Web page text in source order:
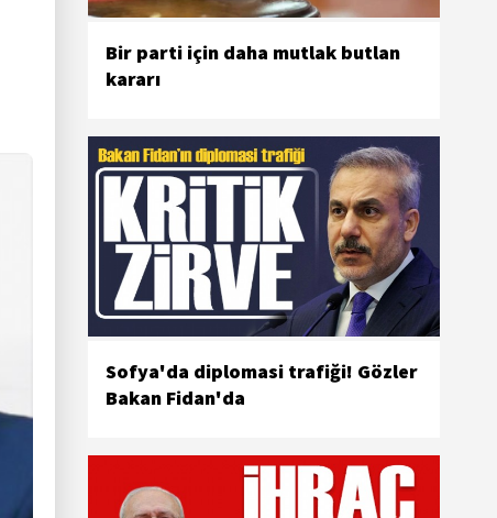
Bir parti için daha mutlak butlan
kararı
Sofya'da diplomasi trafiği! Gözler
Bakan Fidan'da